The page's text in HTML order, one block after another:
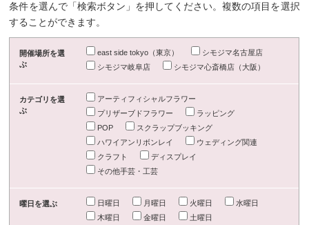
条件を選んで「検索ボタン」を押してください。複数の項目を選択
することができます。
開催場所を選
ぶ
east side tokyo（東京）
シモジマ名古屋店
シモジマ岐阜店
シモジマ心斎橋店（大阪）
カテゴリを選
ぶ
アーティフィシャルフラワー
プリザーブドフラワー
ラッピング
POP
スクラップブッキング
ハワイアンリボンレイ
ウェディング関連
クラフト
ディスプレイ
その他手芸・工芸
曜日を選ぶ 日曜日 月曜日 火曜日
水曜日
木曜日
金曜日 土曜日